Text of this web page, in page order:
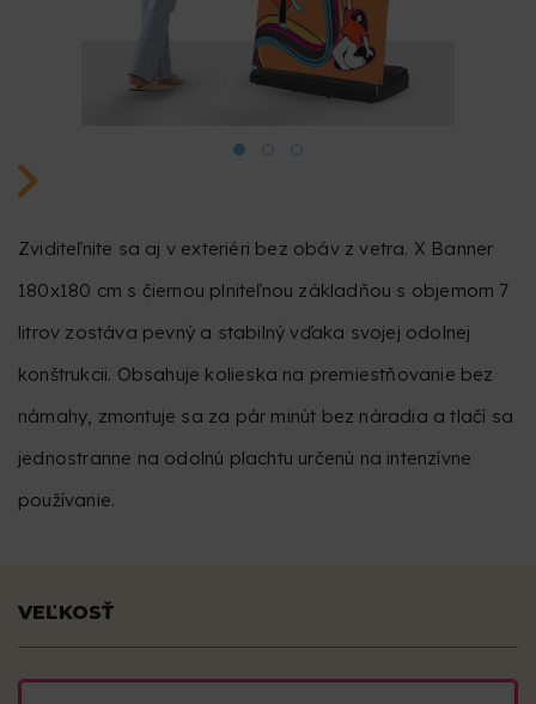
Zviditeľnite sa aj v exteriéri bez obáv z vetra. X Banner
180x180 cm s čiernou plniteľnou základňou s objemom 7
litrov zostáva pevný a stabilný vďaka svojej odolnej
konštrukcii. Obsahuje kolieska na premiestňovanie bez
námahy, zmontuje sa za pár minút bez náradia a tlačí sa
jednostranne na odolnú plachtu určenú na intenzívne
používanie.
VEĽKOSŤ